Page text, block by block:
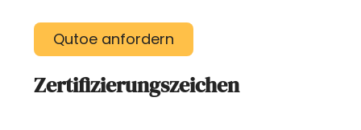
Qutoe anfordern
Zertifizierungszeichen